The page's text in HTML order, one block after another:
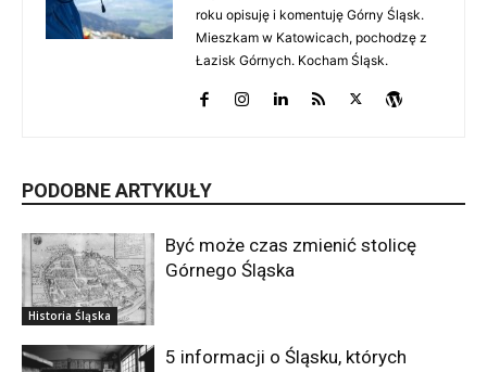
roku opisuję i komentuję Górny Śląsk.
Mieszkam w Katowicach, pochodzę z
Łazisk Górnych. Kocham Śląsk.
PODOBNE ARTYKUŁY
Historia Śląska
Być może czas zmienić stolicę
Górnego Śląska
5 informacji o Śląsku, których